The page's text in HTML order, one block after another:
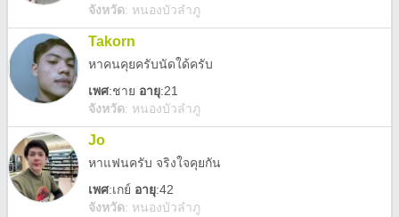
จังหวัด: หนองบัวลำภู
Takorn
หาคนคุยครับนัดใด้ครับ
เพศ:ชาย อายุ:21
จังหวัด: หนองบัวลำภู
Jo
หาแฟนครับ จริงใจคุยกัน
เพศ:เกย์ อายุ:42
จังหวัด: หนองบัวลำภู